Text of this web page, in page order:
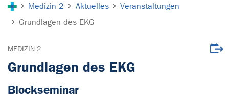
Medizin 2 Aktuelles
Veranstaltungen
Grundlagen des EKG
MEDIZIN 2
Grundlagen des EKG
Blockseminar